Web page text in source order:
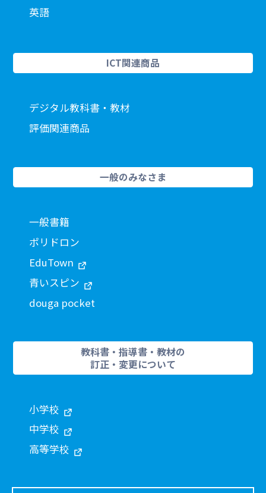
英語
ICT関連商品
デジタル教科書・教材
評価関連商品
一般のみなさま
一般書籍
ポリドロン
EduTown
青いスピン
douga pocket
教科書・指導書・教材の
訂正・変更について
小学校
中学校
高等学校